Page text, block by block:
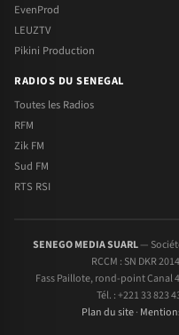
EvenProd
LEUZTV
Pikini Production
RADIOS DU SENEGAL
Toutes les Radios
RFM
Zik FM
Sud FM
RTS RSI
SENEGO MEDIA SUARL—
RCCM : SN DKR
Fass Paillote, rond-point Canal
Tél. : +221 33 823
Plan du site·